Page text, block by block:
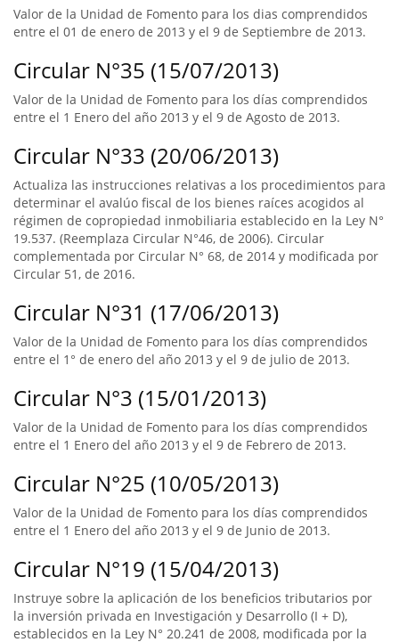
Valor de la Unidad de Fomento para los dias comprendidos
entre el 01 de enero de 2013 y el 9 de Septiembre de 2013.
Circular N°35 (15/07/2013)
Valor de la Unidad de Fomento para los días comprendidos
entre el 1 Enero del año 2013 y el 9 de Agosto de 2013.
Circular N°33 (20/06/2013)
Actualiza las instrucciones relativas a los procedimientos para
determinar el avalúo fiscal de los bienes raíces acogidos al
régimen de copropiedad inmobiliaria establecido en la Ley N°
19.537. (Reemplaza Circular N°46, de 2006). Circular
complementada por Circular N° 68, de 2014 y modificada por
Circular 51, de 2016.
Circular N°31 (17/06/2013)
Valor de la Unidad de Fomento para los días comprendidos
entre el 1° de enero del año 2013 y el 9 de julio de 2013.
Circular N°3 (15/01/2013)
Valor de la Unidad de Fomento para los días comprendidos
entre el 1 Enero del año 2013 y el 9 de Febrero de 2013.
Circular N°25 (10/05/2013)
Valor de la Unidad de Fomento para los días comprendidos
entre el 1 Enero del año 2013 y el 9 de Junio de 2013.
Circular N°19 (15/04/2013)
Instruye sobre la aplicación de los beneficios tributarios por
la inversión privada en Investigación y Desarrollo (I + D),
establecidos en la Ley N° 20.241 de 2008, modificada por la